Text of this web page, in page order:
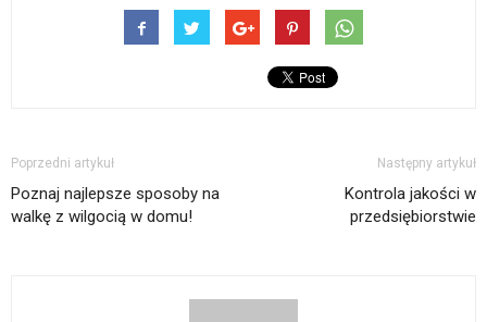
Poprzedni artykuł
Poznaj najlepsze sposoby na
walkę z wilgocią w domu!
Następny artykuł
Kontrola jakości w
przedsiębiorstwie